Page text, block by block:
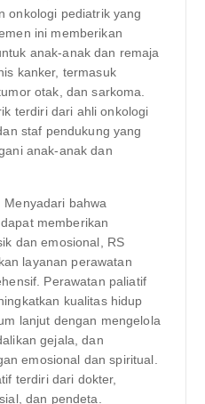
onkologi pediatrik yang
ini memberikan
anak-anak dan remaja
kanker, termasuk
otak, dan sarkoma.
terdiri dari ahli onkologi
staf pendukung yang
anak-anak dan
Menyadari bahwa
memberikan
dan emosional, RS
layanan perawatan
Perawatan paliatif
kualitas hidup
lanjut dengan mengelola
gejala, dan
emosional dan spiritual.
terdiri dari dokter,
dan pendeta.